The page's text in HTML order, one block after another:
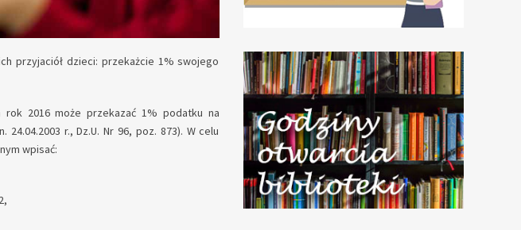
przyjaciół dzieci: przekażcie 1% swojego
2016 może przekazać 1% podatku na
r., Dz.U. Nr 96, poz. 873). W celu
wpisać: